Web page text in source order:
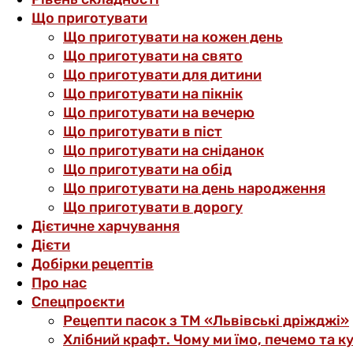
Що приготувати
Що приготувати на кожен день
Що приготувати на свято
Що приготувати для дитини
Що приготувати на пікнік
Що приготувати на вечерю
Що приготувати в піст
Що приготувати на сніданок
Що приготувати на обід
Що приготувати на день народження
Що приготувати в дорогу
Дієтичне харчування
Дієти
Добірки рецептів
Про нас
Спецпроєкти
Рецепти пасок з ТМ «Львівські дріжджі»
Хлібний крафт. Чому ми їмо, печемо та